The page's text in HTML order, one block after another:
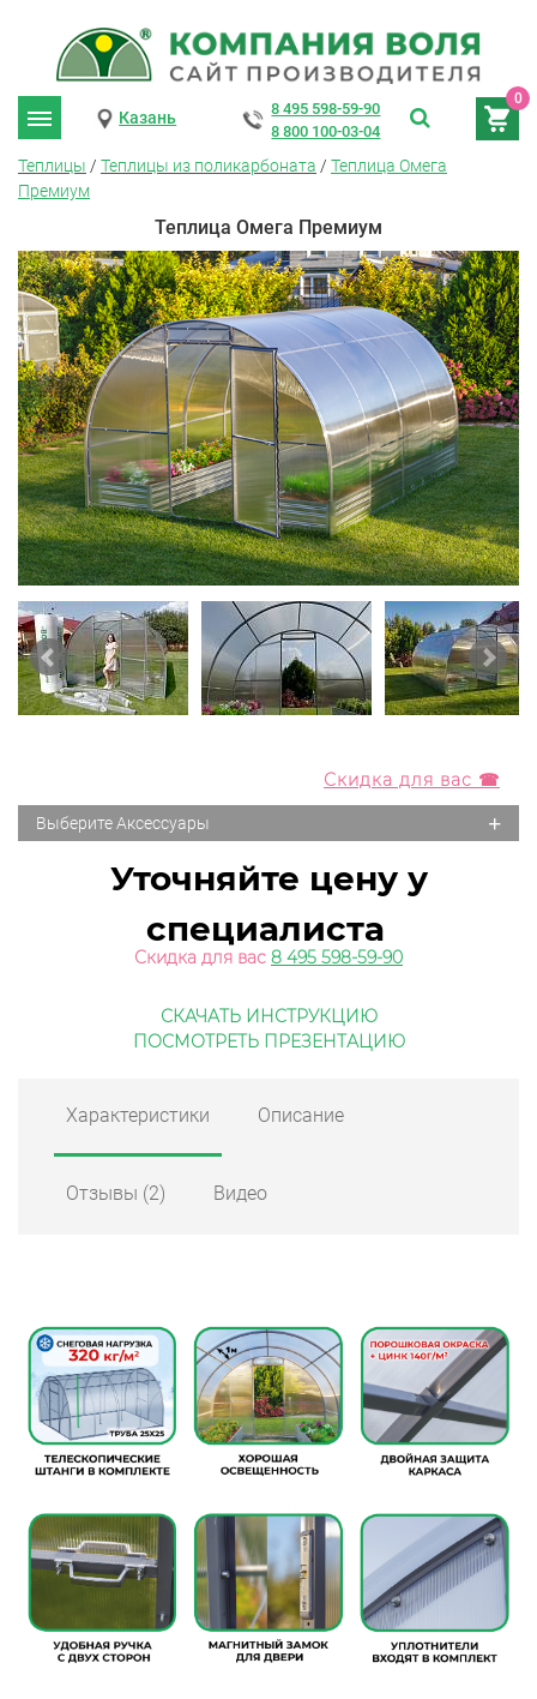
0
Казань
8 495 598-59-90
8 800 100-03-04
Теплицы / Теплицы из поликарбоната / Теплица Омега
Премиум
Теплица Омега Премиум
Скидка для вас ☎
Выберите Аксессуары +
Уточняйте цену у
специалиста
Скидка для вас 8 495 598-59-90
СКАЧАТЬ ИНСТРУКЦИЮ
ПОСМОТРЕТЬ ПРЕЗЕНТАЦИЮ
Характеристики Описание
Отзывы (2) Видео